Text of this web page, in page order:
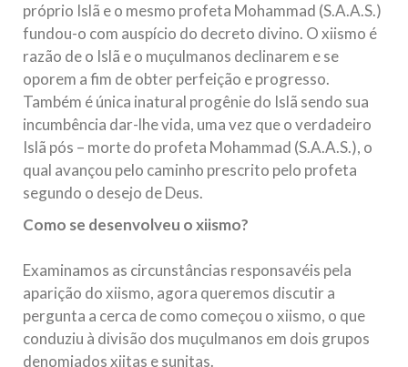
próprio Islã e o mesmo profeta Mohammad (S.A.A.S.)
fundou-o com auspício do decreto divino. O xiismo é
razão de o Islã e o muçulmanos declinarem e se
oporem a fim de obter perfeição e progresso.
Também é única inatural progênie do Islã sendo sua
incumbência dar-lhe vida, uma vez que o verdadeiro
Islã pós – morte do profeta Mohammad (S.A.A.S.), o
qual avançou pelo caminho prescrito pelo profeta
segundo o desejo de Deus.
Como se desenvolveu o xiismo?
Examinamos as circunstâncias responsavéis pela
aparição do xiismo, agora queremos discutir a
pergunta a cerca de como começou o xiismo, o que
conduziu à divisão dos muçulmanos em dois grupos
denomiados xiitas e sunitas.